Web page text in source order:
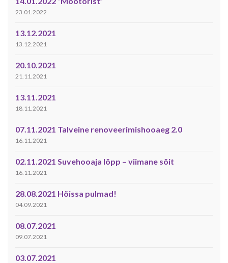
23.01.2022
13.12.2021
13.12.2021
20.10.2021
21.11.2021
13.11.2021
18.11.2021
07.11.2021 Talveine renoveerimishooaeg 2.0
16.11.2021
02.11.2021 Suvehooaja lõpp – viimane sõit
16.11.2021
28.08.2021 Hõissa pulmad!
04.09.2021
08.07.2021
09.07.2021
03.07.2021